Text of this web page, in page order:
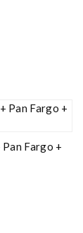
Pan Fargo +